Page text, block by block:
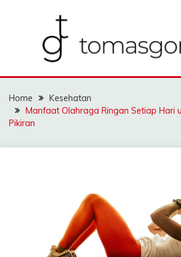
Home
Kesehatan
Manfaat Olahraga Ringan Setiap Hari
Pikiran